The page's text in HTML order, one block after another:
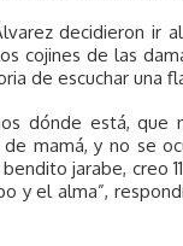
decidieron ir
cojines de las
de escuchar una
dónde está,
mamá, y no se
jarabe, creo
y el alma”,